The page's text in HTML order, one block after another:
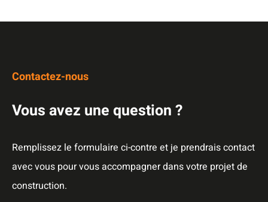
Contactez-nous
Vous avez une question ?
Remplissez le formulaire ci-contre et je prendrais contact
avec vous pour vous accompagner dans votre projet de
construction.